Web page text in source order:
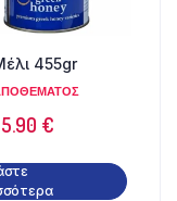
455gr
Original
5.90 €Η
τιμή